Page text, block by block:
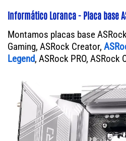
Informático Loranca - Placa base
Montamos placas base
Gaming, ASRock Creator,
Legend, ASRock PRO, ASRock